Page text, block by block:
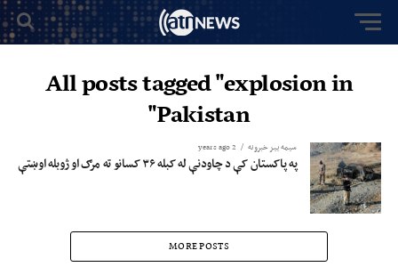
All posts tagged "explosion in
Pakistan"
سیمه ییز خبرونه 2 years ago
په پاکستان کې د چاودنې له کبله ۳۶ کسانو ته مرګ او ژوبله اوښتې
MORE POSTS